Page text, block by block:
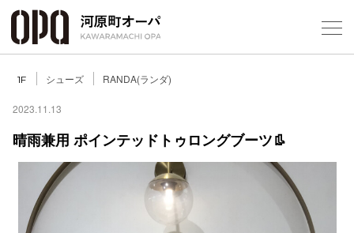
1F シューズ RANDA(ランダ)
2023.11.13
晴雨兼用 ポインテッドトゥロングブーツ👢
ショッ